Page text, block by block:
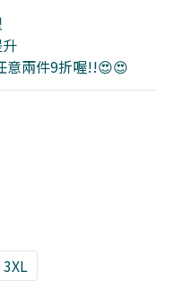
兩件9折喔!!😍😍
3XL